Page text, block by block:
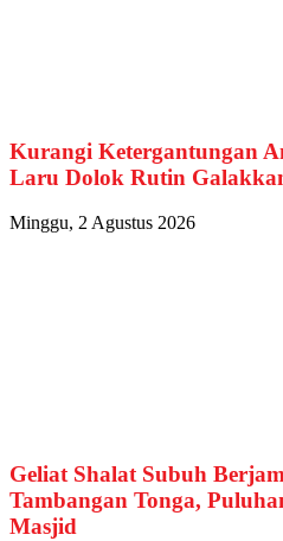
Kurangi Ketergantungan
Laru Dolok Rutin
Minggu, 2 Agustus 2026
Geliat Shalat Subuh
Tambangan Tonga,
Masjid